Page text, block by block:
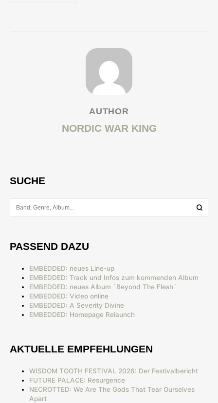
AUTHOR
NORDIC WAR KING
SUCHE
PASSEND DAZU
EMBEDDED: neues Line-up
EMBEDDED: Track und Infos zum kommenden Album
EMBEDDED: neues Album ´Beyond The Flesh´
EMBEDDED: Video online
EMBEDDED: A Severity Divine
EMBEDDED: Homepage Relaunch
AKTUELLE EMPFEHLUNGEN
WISDOM TOOTH FESTIVAL 2026: Der Festivalbericht
FUTURE PALACE: Resurgence
NECROTTED: We Are The Gods That Tear Ourselves
Apart